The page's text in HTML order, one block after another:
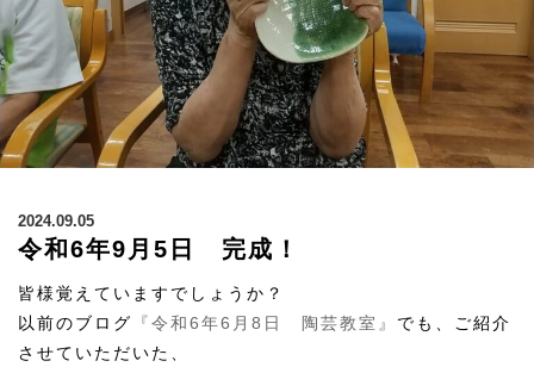
2024.09.05
令和6年9月5日 完成！
皆様覚えていますでしょうか？
以前のブログ
『令和6年6月8日 陶芸教室』 でも、ご紹介
させていただいた、